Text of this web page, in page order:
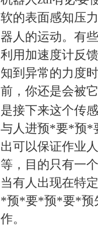
软的表面感知压
器人的运动。有些
利用加速度计反
知到异常的力度
前，你还是会被
是接下来这个传
与人进预*要*预*
出可以保证作业
等，目的只有一
当有人出现在特
*预*要*预*要*预
作。